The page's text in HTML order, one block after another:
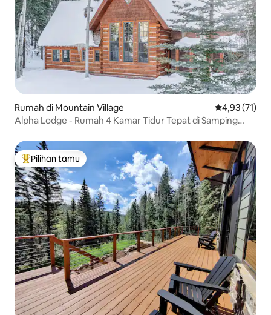
Rumah di Mountain Village Nilai rata-
4,93 (71)
Alpha Lodge - Rumah 4 Kamar Tidur Tepat di Samping
Pilihan tamu terpopuler
Pilihan tamu